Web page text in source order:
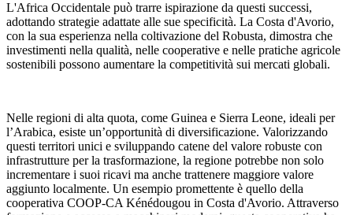
L'Africa Occidentale può trarre ispirazione da questi successi,
adottando strategie adattate alle sue specificità. La Costa d'Avorio,
con la sua esperienza nella coltivazione del Robusta, dimostra che
investimenti nella qualità, nelle cooperative e nelle pratiche agricole
sostenibili possono aumentare la competitività sui mercati globali.
Nelle regioni di alta quota, come Guinea e Sierra Leone, ideali per
l’Arabica, esiste un’opportunità di diversificazione. Valorizzando
questi territori unici e sviluppando catene del valore robuste con
infrastrutture per la trasformazione, la regione potrebbe non solo
incrementare i suoi ricavi ma anche trattenere maggiore valore
aggiunto localmente. Un esempio promettente è quello della
cooperativa COOP-CA Kénédougou in Costa d'Avorio. Attraverso